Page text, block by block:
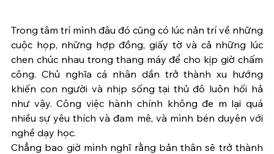
Trong tâm trí mình đâu đó cũng có lúc nản trí về những
cuộc họp, những hợp đồng, giấy tờ và cả những lúc
chen chúc nhau trong thang máy để cho kịp giờ chấm
công. Chủ nghĩa cá nhân dần trở thành xu hướng
khiến con người và nhịp sống tại thủ đô luôn hối hả
như vậy. Công việc hành chính không đe m lại quá
nhiều sự yêu thích và đam mê, và mình bén duyên với
nghề dạy học.
Chẳng bao giờ mình nghĩ rằng bản thân sẽ trở thành